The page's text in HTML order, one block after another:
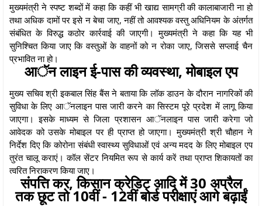
मुख्यमंत्री ने स्पष्ट शब्दों में कहा कि कहीं भी खाद्य सामग्री की कालाबाजारी ना हो
तथा अधिक दामों पर इसे न बेचा जाए, नहीं तो आवश्यक वस्तु अधिनियम के अंतर्गत
संबंधित के विरुद्ध कठोर कार्रवाई की जाएगी। मुख्यमंत्री ने कहा कि यह भी
सुनिश्चित किया जाए कि वस्तुओं के वाहनों को न रोका जाए, जिससे सप्लाई चैन
प्रभावित ना हो।
आॅन लाइन ई-पास की व्यवस्था, मोबाइल एप
मुख्य सचिव श्री इकबाल सिंह बैंस ने बताया कि लॉक डाउन के दौरान नागरिकों की
सुविधा के लिए आॅनलाइन पास जारी करने का सिस्टम पूरे प्रदेश में लागू किया
जाएगा। इसके माध्यम से जिला प्रशासन आॅनलाइन पास जारी करेगा जो
आवेदक को उसके मोबाइल पर ही प्राप्त हो जाएगा। मुख्यमंत्री श्री चौहान ने
निर्देश दिए कि कोरोना संबंधी स्वास्थ्य सुविधाओं एवं अन्य मदद के लिए मोबाइल एप
तुरंत चालू कराएं। कॉल सेंटर नियमित रूप से कार्य करें तथा प्राप्त शिकायतों का
त्वरित निराकरण किया जाए।
संपत्ति कर, किसान क्रेडिट आदि में 30 अप्रैल
तक छूट तो 10वीं - 12वीं बोर्ड परीक्षाएं आगे बढ़ाईं